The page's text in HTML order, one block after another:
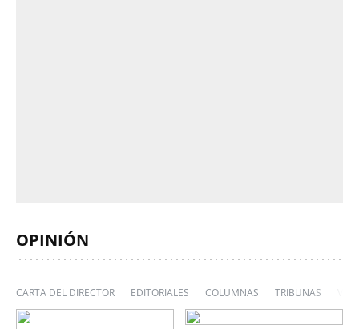
OPINIÓN
CARTA DEL DIRECTOR EDITORIALES COLUMNAS TRIBUNAS